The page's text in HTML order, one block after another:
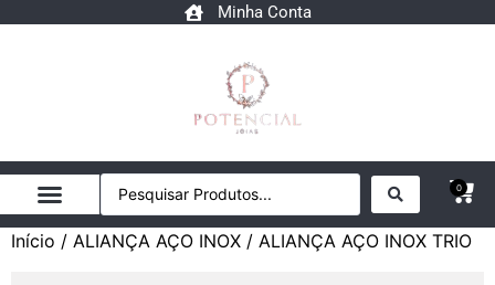
Minha Conta
0
Início / ALIANÇA AÇO INOX / ALIANÇA AÇO INOX TRIO